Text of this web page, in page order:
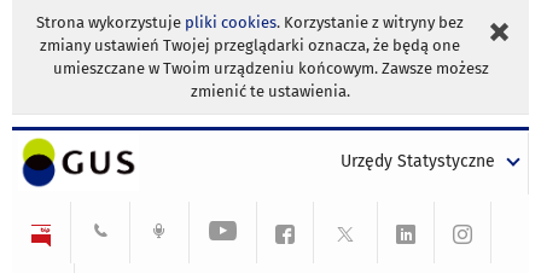
Strona wykorzystuje pliki cookies. Korzystanie z witryny bez
zmiany ustawień Twojej przeglądarki oznacza, że będą one
umieszczane w Twoim urządzeniu końcowym. Zawsze możesz
zmienić te ustawienia.
Urzędy Statystyczne